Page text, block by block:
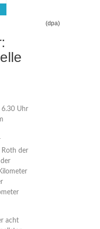
(dpa)
Uhr
Roth der
acht